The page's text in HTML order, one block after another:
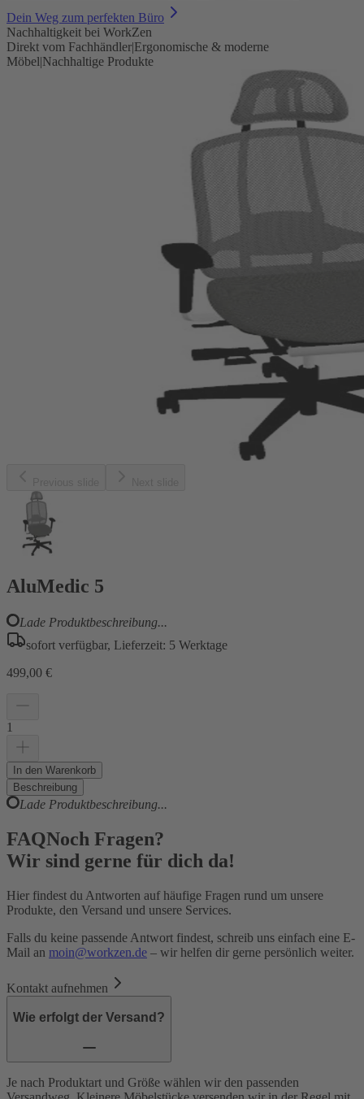
Dein Weg zum perfekten Büro
Nachhaltigkeit bei WorkZen
Direkt vom Fachhändler|Ergonomische & moderne
Möbel|Nachhaltige Produkte
AluMedic 5
Lade Produktbeschreibung...
sofort verfügbar, Lieferzeit: 5 Werktage
499,00 €
1
In den Warenkorb
Beschreibung
Lade Produktbeschreibung...
FAQNoch Fragen?
Wir sind gerne für dich da!
Hier findest du Antworten auf häufige Fragen rund um unsere
Produkte, den Versand und unsere Services.
Falls du keine passende Antwort findest, schreib uns einfach eine E-
Mail an moin@workzen.de – wir helfen dir gerne persönlich weiter.
Kontakt aufnehmen
Wie erfolgt der Versand?
Je nach Produktart und Größe wählen wir den passenden